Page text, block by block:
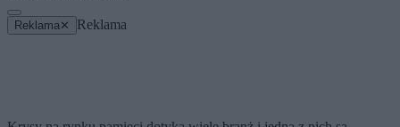
Reklama ✕ Reklama